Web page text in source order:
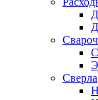
Сверла